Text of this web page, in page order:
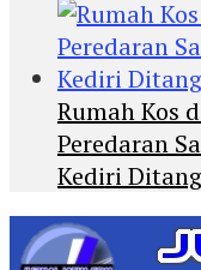
Rumah Kos
Peredaran
Kediri